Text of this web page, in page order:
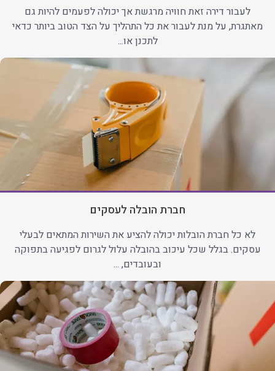
לעבור דירה זאת חוויה מרגשת אך יכולה לפעמים להיות גם
מאתגרת, על מנת לעבור את כל התהליך על הצד הטוב ביותר כדאי
לתכנן או...
חברת הובלה לעסקים
לא כל חברת הובלות יכולה להציע את השירות המתאים לבעלי
עסקים. בגלל שכל עיכוב בהובלה עלול לגרום לפגיעה בתפוקה
ובעובדים, ...